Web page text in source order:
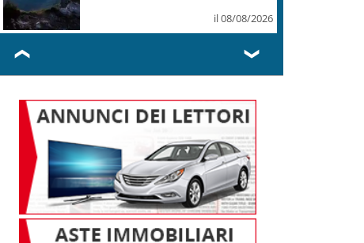
il 08/08/2026
❮ ❯